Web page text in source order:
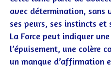
avec détermination, sans
ses peurs, ses instincts et
La Force peut indiquer
l’épuisement, une colère
un manque d’affirmation